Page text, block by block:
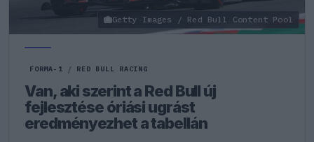
Getty Images / Red Bull Content Pool
FORMA-1 / RED BULL RACING
Van, aki szerint a Red Bull új
fejlesztése óriási ugrást
eredményezhet a tabellán